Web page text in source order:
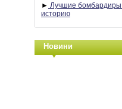
► Лучшие
историю
Новини